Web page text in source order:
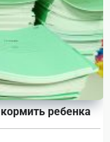
ребенка